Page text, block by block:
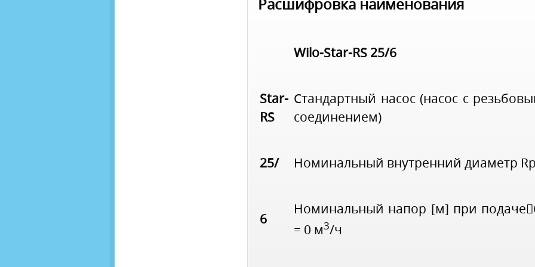
Расшифровка наименования
Wilo-Star-RS 25/6
Star-
RS
Стандартный насос (насос с
соединением)
25/ Номинальный внутренний диаметр Rp
6
Номинальный напор [м] при
= 0 м3/ч